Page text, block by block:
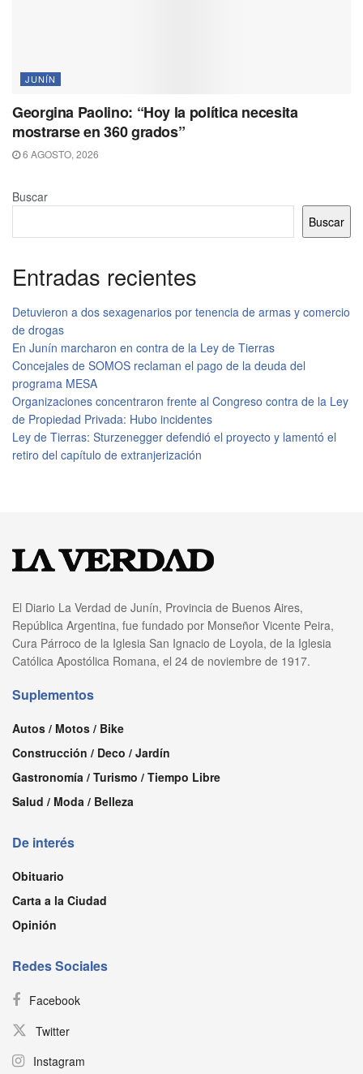
JUNÍN
Georgina Paolino: “Hoy la política necesita
mostrarse en 360 grados”
6 AGOSTO, 2026
Buscar
Buscar
Entradas recientes
Detuvieron a dos sexagenarios por tenencia de armas y comercio
de drogas
En Junín marcharon en contra de la Ley de Tierras
Concejales de SOMOS reclaman el pago de la deuda del
programa MESA
Organizaciones concentraron frente al Congreso contra de la Ley
de Propiedad Privada: Hubo incidentes
Ley de Tierras: Sturzenegger defendió el proyecto y lamentó el
retiro del capítulo de extranjerización
El Diario La Verdad de Junín, Provincia de Buenos Aires,
República Argentina, fue fundado por Monseñor Vicente Peira,
Cura Párroco de la Iglesia San Ignacio de Loyola, de la Iglesia
Católica Apostólica Romana, el 24 de noviembre de 1917.
Suplementos
Autos / Motos / Bike
Construcción / Deco / Jardín
Gastronomía / Turismo / Tiempo Libre
Salud / Moda / Belleza
De interés
Obituario
Carta a la Ciudad
Opinión
Redes Sociales
Facebook
Twitter
Instagram